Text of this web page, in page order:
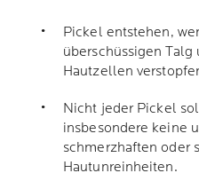
Pickel entstehen,
überschüssigen
Hautzellen
Nicht jeder Pickel
insbesondere keine
schmerzhaften oder
Hautunreinheiten.